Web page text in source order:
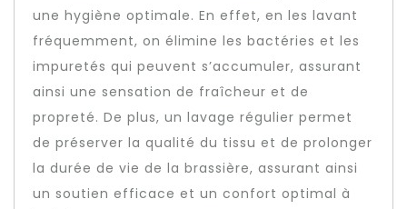
une hygiène optimale. En effet, en les lavant
fréquemment, on élimine les bactéries et les
impuretés qui peuvent s’accumuler, assurant
ainsi une sensation de fraîcheur et de
propreté. De plus, un lavage régulier permet
de préserver la qualité du tissu et de prolonger
la durée de vie de la brassière, assurant ainsi
un soutien efficace et un confort optimal à